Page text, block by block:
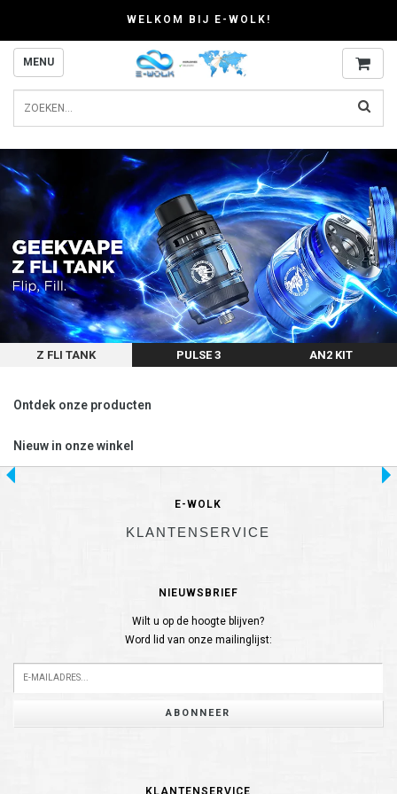
WELKOM BIJ E-WOLK!
MENU
Z FLI TANK PULSE 3 AN2 KIT
Ontdek onze producten
Nieuw in onze winkel
E-WOLK
KLANTENSERVICE
NIEUWSBRIEF
Wilt u op de hoogte blijven?
Word lid van onze mailinglijst:
ABONNEER
KLANTENSERVICE